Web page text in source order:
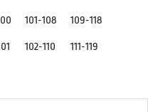
101-108 109-118
102-110 111-119